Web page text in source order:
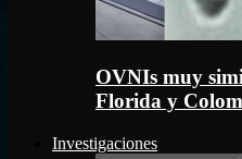
OVNIs muy
Florida y
Investigaciones